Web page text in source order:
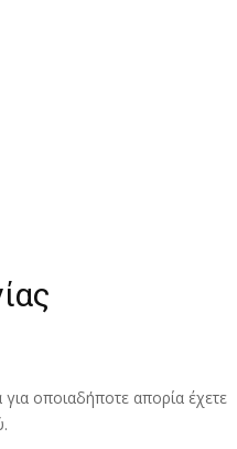
οποιαδήποτε απορία έχετε